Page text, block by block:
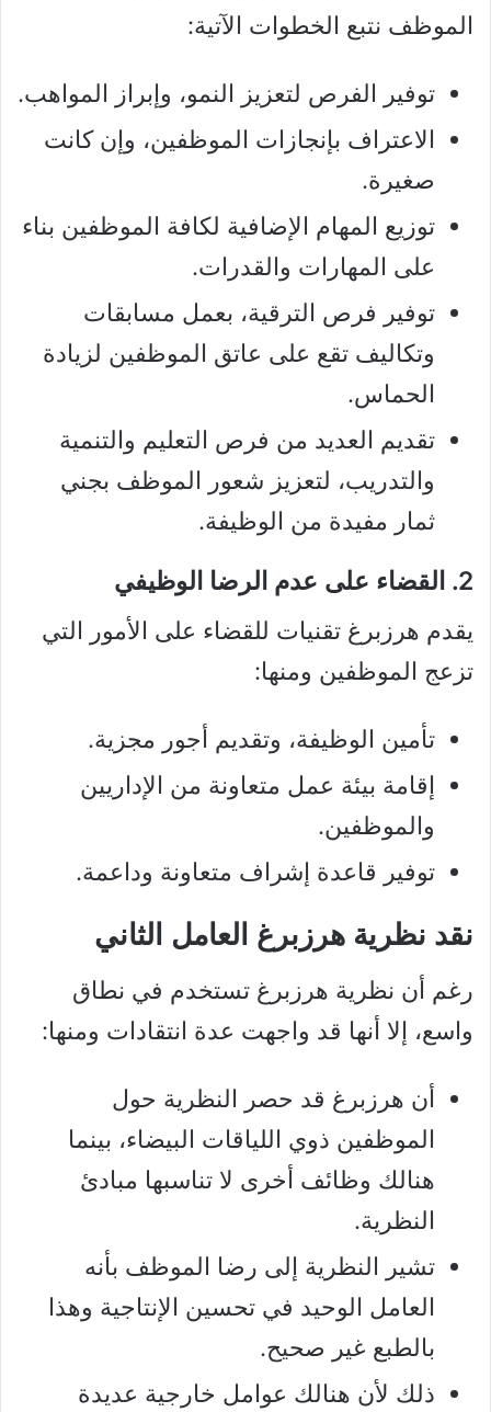
الموظف نتبع الخطوات الآتية:
توفير الفرص لتعزيز النمو، وإبراز المواهب.
الاعتراف بإنجازات الموظفين، وإن كانت
صغيرة.
توزيع المهام الإضافية لكافة الموظفين بناء
على المهارات والقدرات.
توفير فرص الترقية، بعمل مسابقات
وتكاليف تقع على عاتق الموظفين لزيادة
الحماس.
تقديم العديد من فرص التعليم والتنمية
والتدريب، لتعزيز شعور الموظف بجني
ثمار مفيدة من الوظيفة.
2. القضاء على عدم الرضا الوظيفي
يقدم هرزبرغ تقنيات للقضاء على الأمور التي
تزعج الموظفين ومنها:
تأمين الوظيفة، وتقديم أجور مجزية.
إقامة بيئة عمل متعاونة من الإداريين
والموظفين.
توفير قاعدة إشراف متعاونة وداعمة.
نقد نظرية هرزبرغ العامل الثاني
رغم أن نظرية هرزبرغ تستخدم في نطاق
واسع، إلا أنها قد واجهت عدة انتقادات ومنها:
أن هرزبرغ قد حصر النظرية حول
الموظفين ذوي اللياقات البيضاء، بينما
هنالك وظائف أخرى لا تناسبها مبادئ
النظرية.
تشير النظرية إلى رضا الموظف بأنه
العامل الوحيد في تحسين الإنتاجية وهذا
بالطبع غير صحيح.
ذلك لأن هنالك عوامل خارجية عديدة